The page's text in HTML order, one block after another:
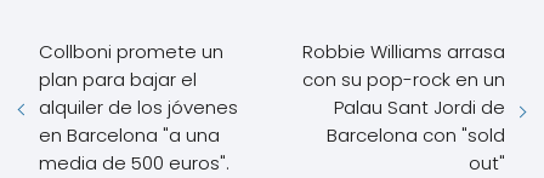
Collboni promete un
plan para bajar el
alquiler de los jóvenes
en Barcelona "a una
media de 500 euros".
Robbie Williams arrasa
con su pop-rock en un
Palau Sant Jordi de
Barcelona con "sold
out"